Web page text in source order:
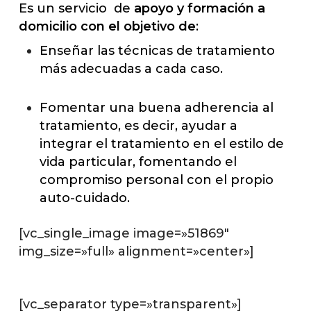
Es un servicio de apoyo y formación a
domicilio con el objetivo de:
Enseñar las técnicas de tratamiento
más adecuadas a cada caso.
Fomentar una buena adherencia al
tratamiento, es decir, ayudar a
integrar el tratamiento en el estilo de
vida particular, fomentando el
compromiso personal con el propio
auto-cuidado.
[vc_single_image image=»51869″
img_size=»full» alignment=»center»]
[vc_separator type=»transparent»]